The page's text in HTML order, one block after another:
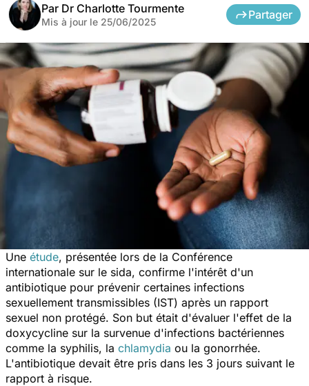
Par Dr Charlotte Tourmente
Mis à jour le 25/06/2025
Partager
Une étude, présentée lors de la Conférence
internationale sur le sida, confirme l'intérêt d'un
antibiotique pour prévenir certaines infections
sexuellement transmissibles (IST) après un rapport
sexuel non protégé. Son but était d'évaluer l'effet de la
doxycycline sur la survenue d'infections bactériennes
comme la syphilis, la chlamydia ou la gonorrhée.
L'antibiotique devait être pris dans les 3 jours suivant le
rapport à risque.